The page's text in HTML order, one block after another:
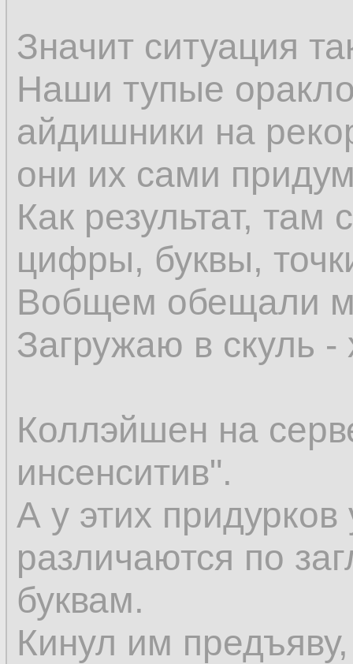
Значит ситуация
Наши тупые
айдишники на
они их сами
Как результат, там
цифры, буквы,
Вобщем обещали
Загружаю в скуль -
Коллэйшен на
инсенситив".
А у этих
различаются по
буквам.
Кинул им